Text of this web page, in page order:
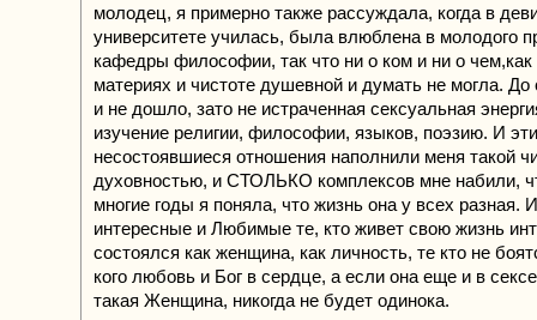
молодец, я примерно также рассуждала, когда в
университете училась, была влюблена в молодого
кафедры философии, так что ни о ком и ни о
материях и чистоте душевной и думать не могла. До
и не дошло, зато не истраченная сексуальная
изучение религии, философии, языков, поэзию. И эти
несостоявшиеся отношения наполнили меня такой
духовностью, и СТОЛЬКО комплексов мне набили,
многие годы я поняла, что жизнь она у всех разная.
интересные и Любимые те, кто живет свою жизнь
состоялся как женщина, как личность, те кто не
кого любовь и Бог в сердце, а если она еще и в
такая Женщина, никогда не будет одинока.